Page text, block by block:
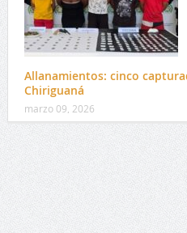
Allanamientos: cinco
Chiriguaná
marzo 09, 2026